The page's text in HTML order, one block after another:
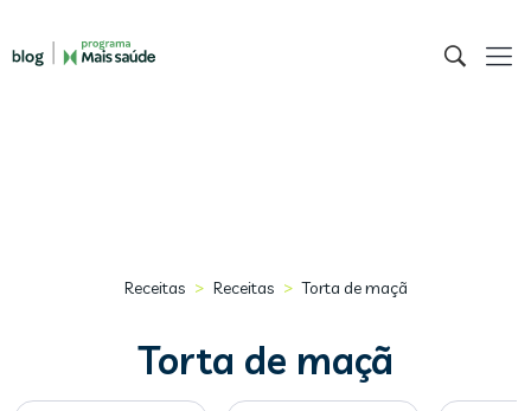
Receitas > Receitas > Torta de maçã
Torta de maçã